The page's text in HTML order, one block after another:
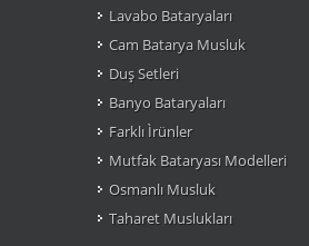
Lavabo Bataryaları
Cam Batarya Musluk
Duş Setleri
Banyo Bataryaları
Farklı Ìrünler
Mutfak Bataryası Modelleri
Osmanlı Musluk
Taharet Muslukları